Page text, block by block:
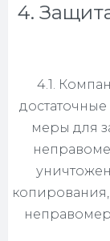
4.
4.1.
меры для